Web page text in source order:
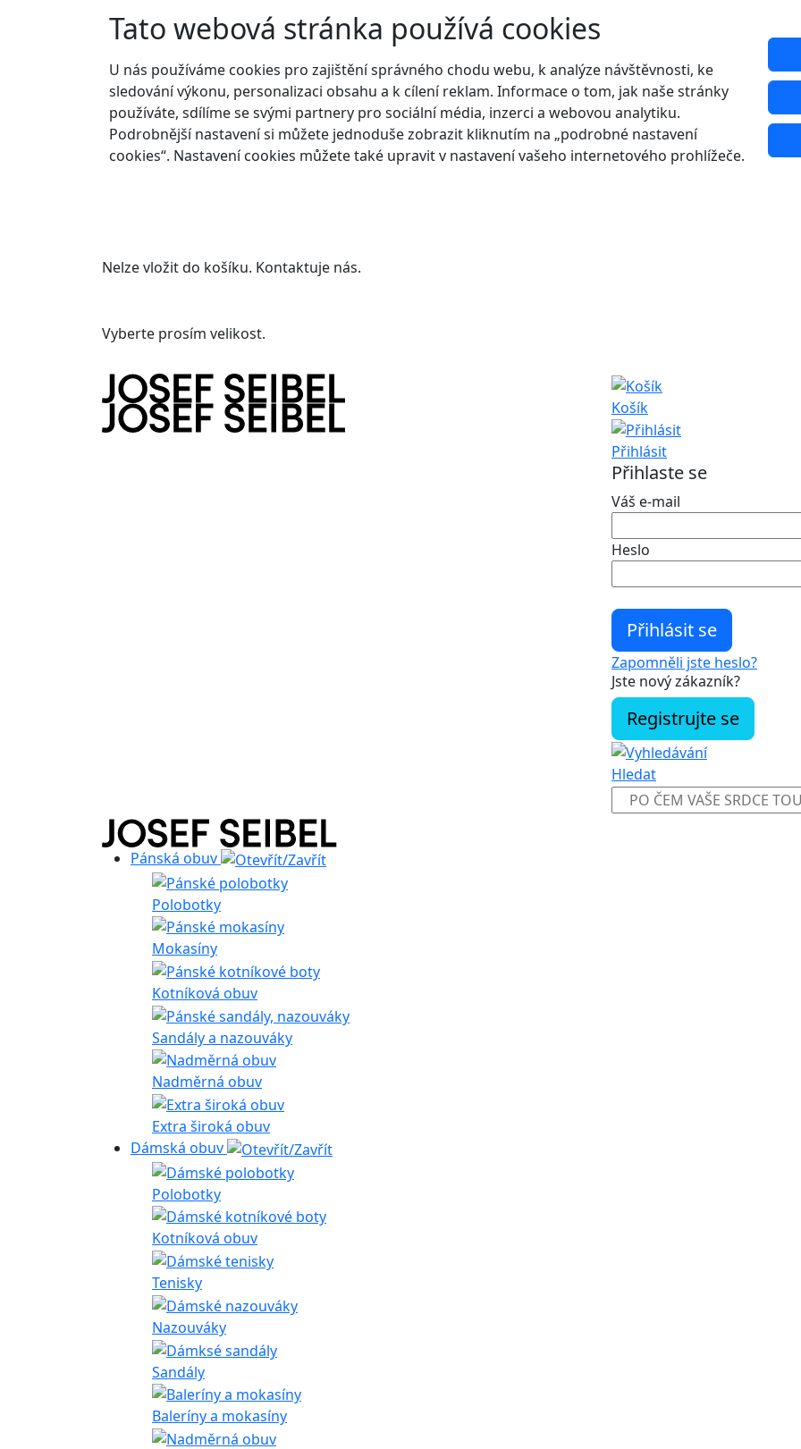
Tato webová stránka používá cookies
U nás používáme cookies pro zajištění správného chodu webu, k analýze návštěvnosti, ke
sledování výkonu, personalizaci obsahu a k cílení reklam. Informace o tom, jak naše stránky
používáte, sdílíme se svými partnery pro sociální média, inzerci a webovou analytiku.
Podrobnější nastavení si můžete jednoduše zobrazit kliknutím na „podrobné nastavení
cookies“. Nastavení cookies můžete také upravit v nastavení vašeho internetového prohlížeče.
Nelze vložit do košíku. Kontaktuje nás.
Vyberte prosím velikost.
Košík
Přihlásit
Přihlaste se
Váš e-mail
Heslo
Zapomněli jste heslo?
Jste nový zákazník?
Registrujte se
Hledat
Pánská obuv
Polobotky
Mokasíny
Kotníková obuv
Sandály a nazouváky
Nadměrná obuv
Extra široká obuv
Dámská obuv
Polobotky
Kotníková obuv
Tenisky
Nazouváky
Sandály
Baleríny a mokasíny